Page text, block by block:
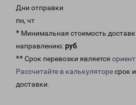
Дни отправки
пн, чт
* Минимальная стоимость
направлению: руб.
** Срок перевозки является
Рассчитайте в калькуляторесрок
доставки.